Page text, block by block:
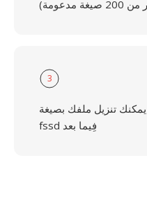
مدعومة)
3
تنزيل ملفك بصيغة
fssd فِيما بعد